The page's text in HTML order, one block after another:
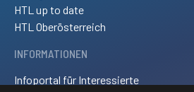
HTL up to date
HTL Oberösterreich
INFORMATIONEN
Infoportal für Interessierte